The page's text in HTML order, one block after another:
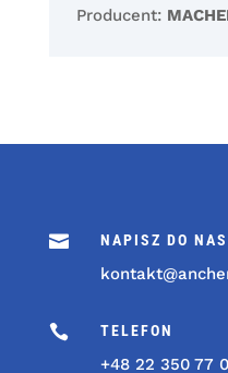
Producent:
 NAPISZ DO NAS
 TELEFON
+48 22 350 77